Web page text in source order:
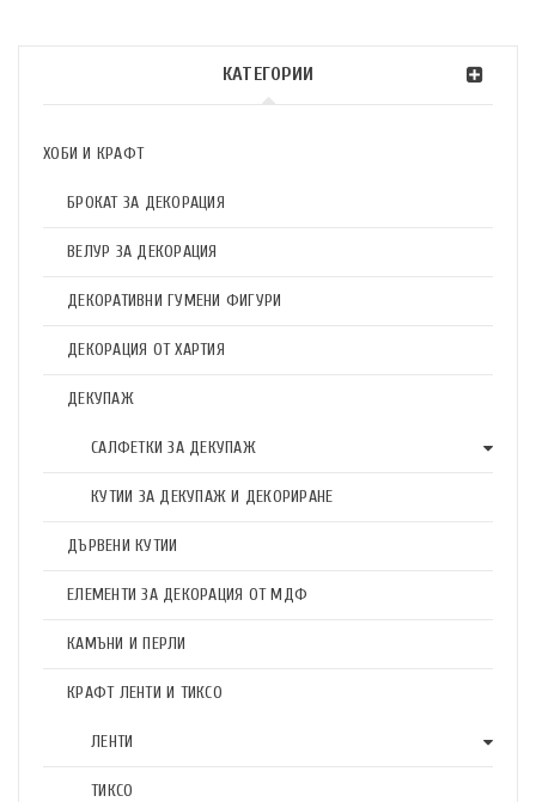
КАТЕГОРИИ
ХОБИ И КРАФТ
БРОКАТ ЗА ДЕКОРАЦИЯ
ВЕЛУР ЗА ДЕКОРАЦИЯ
ДЕКОРАТИВНИ ГУМЕНИ ФИГУРИ
ДЕКОРАЦИЯ ОТ ХАРТИЯ
ДЕКУПАЖ
САЛФЕТКИ ЗА ДЕКУПАЖ
КУТИИ ЗА ДЕКУПАЖ И ДЕКОРИРАНЕ
ДЪРВЕНИ КУТИИ
ЕЛЕМЕНТИ ЗА ДЕКОРАЦИЯ ОТ МДФ
КАМЪНИ И ПЕРЛИ
КРАФТ ЛЕНТИ И ТИКСО
ЛЕНТИ
ТИКСО